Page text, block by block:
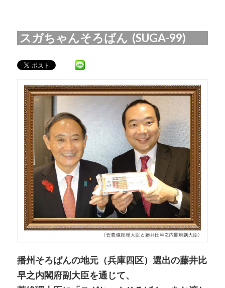
スガちゃんそろばん (SUGA-99)
播州そろばんの地元（兵庫四区）選出の藤井比
早之内閣府副大臣を通じて、